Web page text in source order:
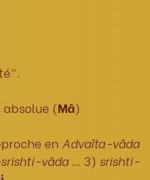
absolue (Mâ)
en Advaîta-vâda
vâda … 3) srishti-